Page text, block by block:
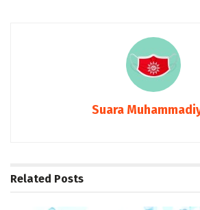
Suara
Related Posts